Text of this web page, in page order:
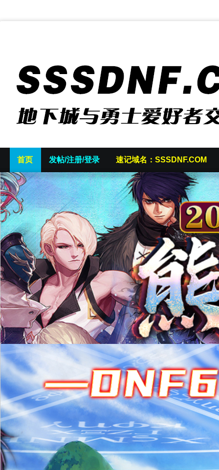
首页 发帖/注册/登录 速记域名：SSSDNF.COM